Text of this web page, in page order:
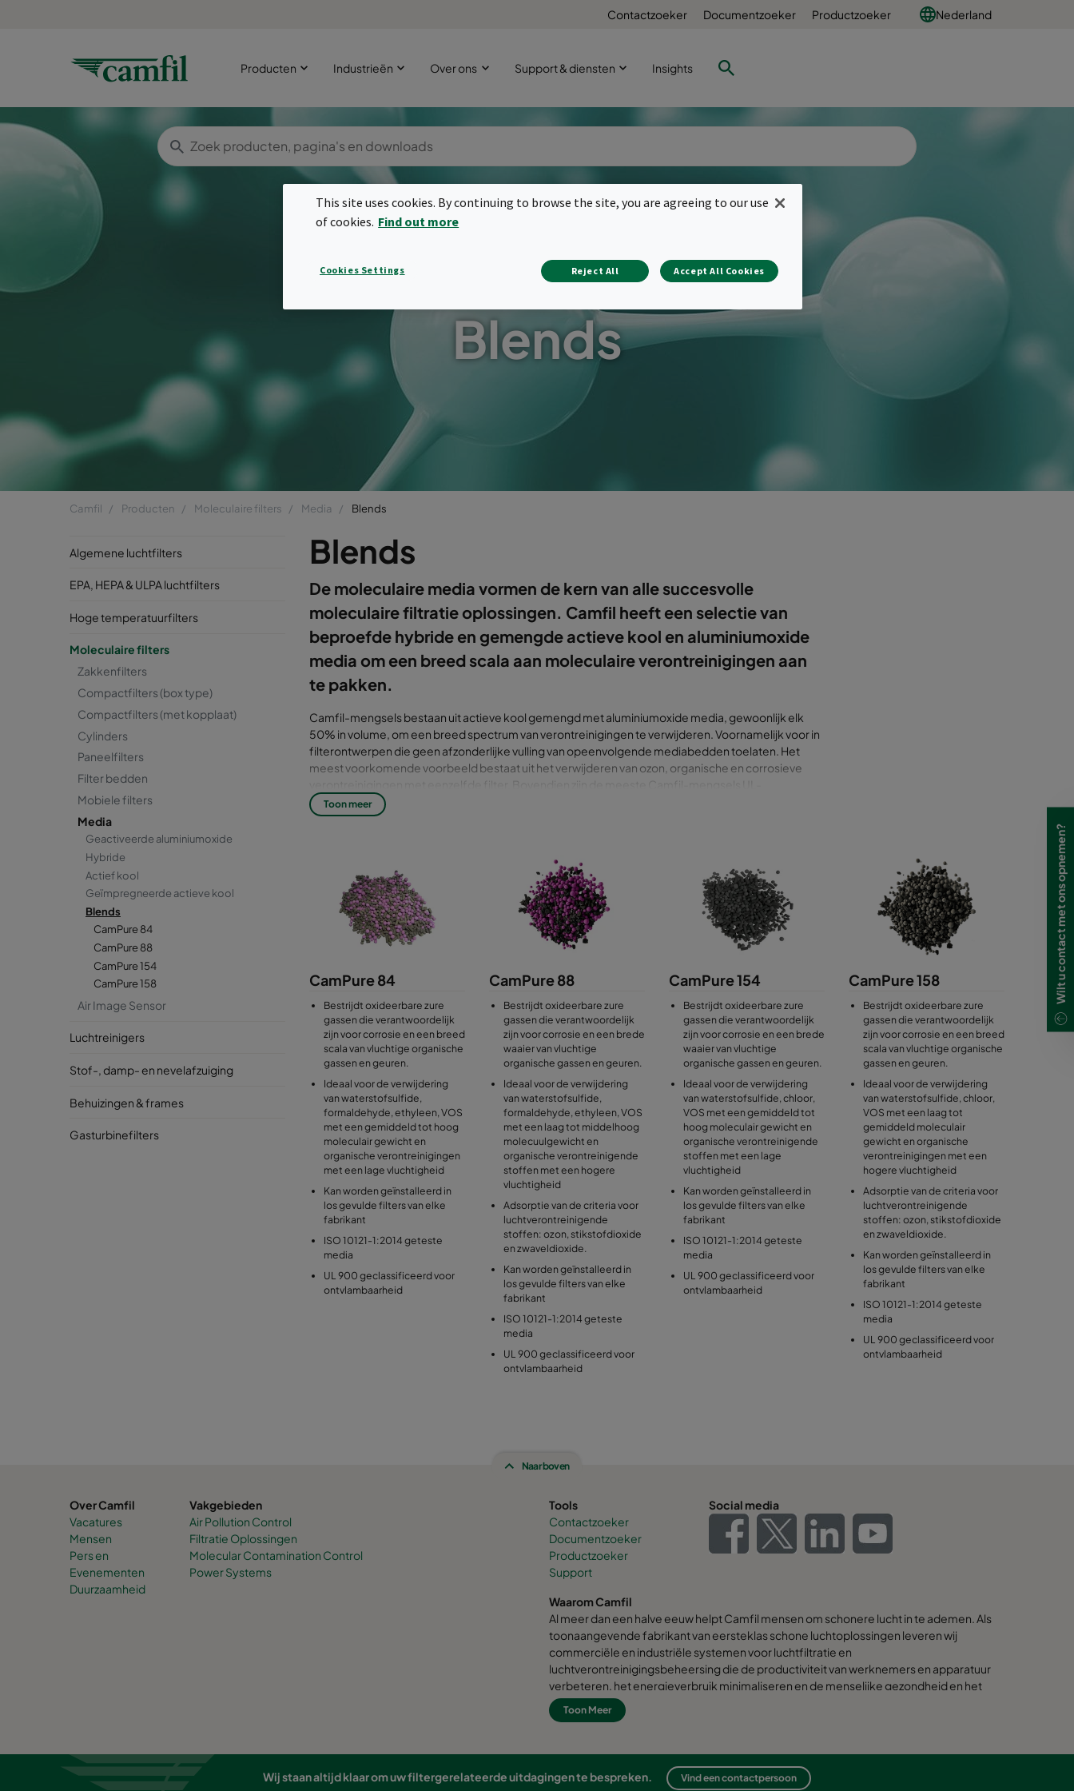
Contactzoeker Documentzoeker Productzoeker Nederland
Producten Industrieën Over ons Support & diensten Insights
Blends
Camfil Producten Moleculaire filters Media Blends
Algemene luchtfilters
EPA, HEPA & ULPA luchtfilters
Hoge temperatuurfilters
Moleculaire filters
Zakkenfilters
Compactfilters (box type)
Compactfilters (met kopplaat)
Cylinders
Paneelfilters
Filter bedden
Mobiele filters
Media
Geactiveerde aluminiumoxide
Hybride
Actief kool
Geïmpregneerde actieve kool
Blends
CamPure 84
CamPure 88
CamPure 154
CamPure 158
Air Image Sensor
Luchtreinigers
Stof-, damp- en nevelafzuiging
Behuizingen & frames
Gasturbinefilters
Blends
De moleculaire media vormen de kern van alle succesvolle
moleculaire filtratie oplossingen. Camfil heeft een selectie van
beproefde hybride en gemengde actieve kool en aluminiumoxide
media om een breed scala aan moleculaire verontreinigingen aan
te pakken.
Camfil-mengsels bestaan uit actieve kool gemengd met aluminiumoxide media, gewoonlijk elk
50% in volume, om een breed spectrum van verontreinigingen te verwijderen. Voornamelijk voor in
filterontwerpen die geen afzonderlijke vulling van opeenvolgende mediabedden toelaten. Het
meest voorkomende voorbeeld bestaat uit het verwijderen van ozon, organische en corrosieve
gecertificeerd en dus geschikt voor toepassingen waarbij zelfontsteking en ontvlambaarheid een
punt van zorg zijn.
Toon meer
CamPure 84
Bestrijdt oxideerbare zure
gassen die verantwoordelijk
zijn voor corrosie en een breed
scala van vluchtige organische
gassen en geuren.
Ideaal voor de verwijdering
van waterstofsulfide,
formaldehyde, ethyleen, VOS
met een gemiddeld tot hoog
moleculair gewicht en
organische verontreinigingen
met een lage vluchtigheid
Kan worden geïnstalleerd in
los gevulde filters van elke
fabrikant
ISO 10121-1:2014 geteste
media
UL 900 geclassificeerd voor
ontvlambaarheid
CamPure 88
Bestrijdt oxideerbare zure
gassen die verantwoordelijk
zijn voor corrosie en een brede
waaier van vluchtige
organische gassen en geuren.
Ideaal voor de verwijdering
van waterstofsulfide,
formaldehyde, ethyleen, VOS
met een laag tot middelhoog
molecuulgewicht en
organische verontreinigende
stoffen met een hogere
vluchtigheid
Adsorptie van de criteria voor
luchtverontreinigende
stoffen: ozon, stikstofdioxide
en zwaveldioxide.
Kan worden geïnstalleerd in
los gevulde filters van elke
fabrikant
ISO 10121-1:2014 geteste
media
UL 900 geclassificeerd voor
ontvlambaarheid
CamPure 154
Bestrijdt oxideerbare zure
gassen die verantwoordelijk
zijn voor corrosie en een brede
waaier van vluchtige
organische gassen en geuren.
Ideaal voor de verwijdering
van waterstofsulfide, chloor,
VOS met een gemiddeld tot
hoog moleculair gewicht en
organische verontreinigende
stoffen met een lage
vluchtigheid
Kan worden geïnstalleerd in
los gevulde filters van elke
fabrikant
ISO 10121-1:2014 geteste
media
UL 900 geclassificeerd voor
ontvlambaarheid
CamPure 158
Bestrijdt oxideerbare zure
gassen die verantwoordelijk
zijn voor corrosie en een breed
scala van vluchtige organische
gassen en geuren.
Ideaal voor de verwijdering
van waterstofsulfide, chloor,
VOS met een laag tot
gemiddeld moleculair
gewicht en organische
verontreinigingen met een
hogere vluchtigheid
Adsorptie van de criteria voor
luchtverontreinigende
stoffen: ozon, stikstofdioxide
en zwaveldioxide.
Kan worden geïnstalleerd in
los gevulde filters van elke
fabrikant
ISO 10121-1:2014 geteste
media
UL 900 geclassificeerd voor
ontvlambaarheid
Naar boven
Over Camfil
Vacatures
Mensen
Pers en
Evenementen
Duurzaamheid
Vakgebieden
Air Pollution Control
Filtratie Oplossingen
Molecular Contamination Control
Power Systems
Tools
Contactzoeker
Documentzoeker
Productzoeker
Support
Social media
Waarom Camfil
Al meer dan een halve eeuw helpt Camfil mensen om schonere lucht in te ademen. Als
toonaangevende fabrikant van eersteklas schone luchtoplossingen leveren wij
commerciële en industriële systemen voor luchtfiltratie en
luchtverontreinigingsbeheersing die de productiviteit van werknemers en apparatuur
verbeteren, het energieverbruik minimaliseren en de menselijke gezondheid en het
milieu ten goede komen. Wij zijn ervan overtuigd dat de beste oplossingen voor onze
klanten ook de beste oplossingen voor onze planeet zijn. Daarom houden we bij elke
rekening met de impact van wat we doen op mensen en de wereld om ons heen. Door
een frisse benadering van probleemoplossing, innovatief ontwerp, nauwkeurige
procesbeheersing en een sterke klantgerichtheid streven we ernaar om meer te
Toon Meer
Wij staan altijd klaar om uw filtergerelateerde uitdagingen te bespreken. Vind een contactpersoon
Wilt u contact met ons opnemen?
This site uses cookies. By continuing to browse the site, you are agreeing to our use
of cookies. Find out more
Cookies Settings Reject All Accept All Cookies